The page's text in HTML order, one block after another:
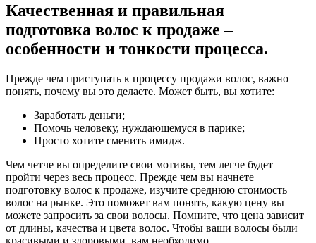
Качественная и правильная
подготовка волос к продаже –
особенности и тонкости процесса.
Прежде чем приступать к процессу продажи волос, важно
понять, почему вы это делаете. Может быть, вы хотите:
Заработать деньги;
Помочь человеку, нуждающемуся в парике;
Просто хотите сменить имидж.
Чем четче вы определите свои мотивы, тем легче будет
пройти через весь процесс. Прежде чем вы начнете
подготовку волос к продаже, изучите среднюю стоимость
волос на рынке. Это поможет вам понять, какую цену вы
можете запросить за свои волосы. Помните, что цена зависит
от длины, качества и цвета волос. Чтобы ваши волосы были
красивыми и здоровыми, вам необходимо